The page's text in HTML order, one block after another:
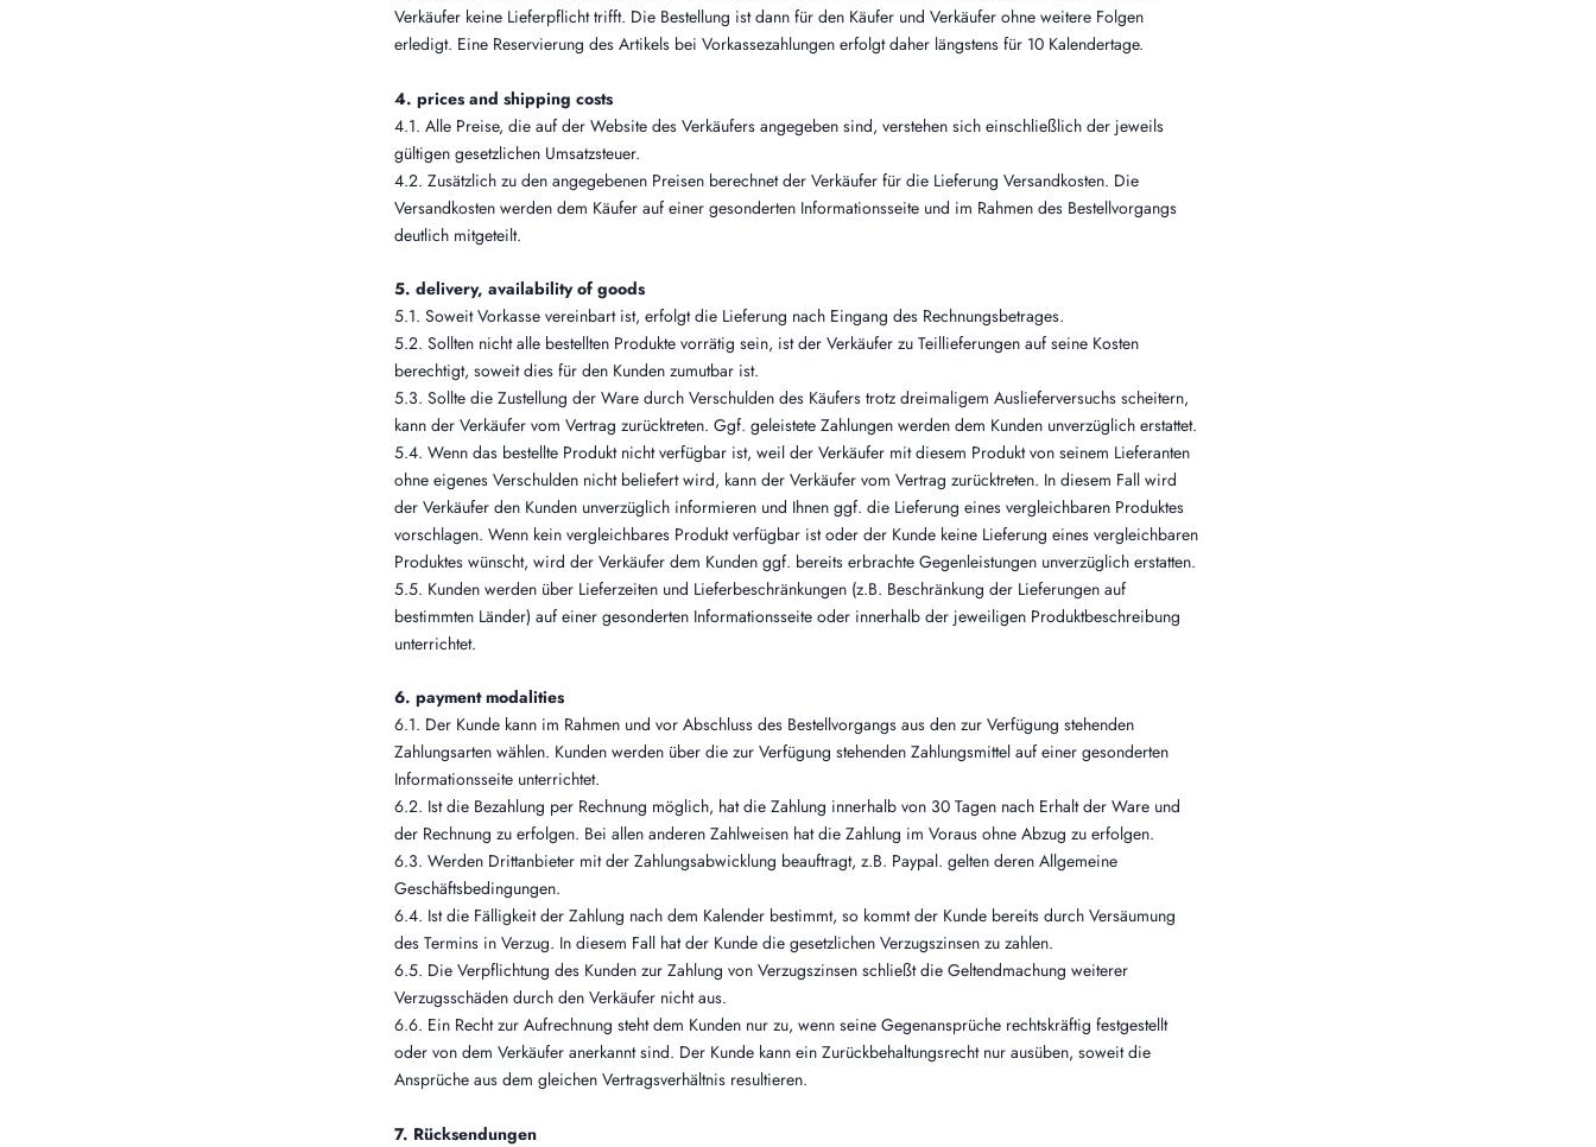
Verkäufer keine Lieferpflicht trifft. Die Bestellung ist dann für den Käufer und Verkäufer ohne weitere Folgen
erledigt. Eine Reservierung des Artikels bei Vorkassezahlungen erfolgt daher längstens für 10 Kalendertage.
4. prices and shipping costs
4.1. Alle Preise, die auf der Website des Verkäufers angegeben sind, verstehen sich einschließlich der jeweils
gültigen gesetzlichen Umsatzsteuer.
4.2. Zusätzlich zu den angegebenen Preisen berechnet der Verkäufer für die Lieferung Versandkosten. Die
Versandkosten werden dem Käufer auf einer gesonderten Informationsseite und im Rahmen des Bestellvorgangs
deutlich mitgeteilt.
5. delivery, availability of goods
5.1. Soweit Vorkasse vereinbart ist, erfolgt die Lieferung nach Eingang des Rechnungsbetrages.
5.2. Sollten nicht alle bestellten Produkte vorrätig sein, ist der Verkäufer zu Teillieferungen auf seine Kosten
berechtigt, soweit dies für den Kunden zumutbar ist.
5.3. Sollte die Zustellung der Ware durch Verschulden des Käufers trotz dreimaligem Auslieferversuchs scheitern,
kann der Verkäufer vom Vertrag zurücktreten. Ggf. geleistete Zahlungen werden dem Kunden unverzüglich erstattet.
5.4. Wenn das bestellte Produkt nicht verfügbar ist, weil der Verkäufer mit diesem Produkt von seinem Lieferanten
ohne eigenes Verschulden nicht beliefert wird, kann der Verkäufer vom Vertrag zurücktreten. In diesem Fall wird
der Verkäufer den Kunden unverzüglich informieren und Ihnen ggf. die Lieferung eines vergleichbaren Produktes
vorschlagen. Wenn kein vergleichbares Produkt verfügbar ist oder der Kunde keine Lieferung eines vergleichbaren
Produktes wünscht, wird der Verkäufer dem Kunden ggf. bereits erbrachte Gegenleistungen unverzüglich erstatten.
5.5. Kunden werden über Lieferzeiten und Lieferbeschränkungen (z.B. Beschränkung der Lieferungen auf
bestimmten Länder) auf einer gesonderten Informationsseite oder innerhalb der jeweiligen Produktbeschreibung
unterrichtet.
6. payment modalities
6.1. Der Kunde kann im Rahmen und vor Abschluss des Bestellvorgangs aus den zur Verfügung stehenden
Zahlungsarten wählen. Kunden werden über die zur Verfügung stehenden Zahlungsmittel auf einer gesonderten
Informationsseite unterrichtet.
6.2. Ist die Bezahlung per Rechnung möglich, hat die Zahlung innerhalb von 30 Tagen nach Erhalt der Ware und
der Rechnung zu erfolgen. Bei allen anderen Zahlweisen hat die Zahlung im Voraus ohne Abzug zu erfolgen.
6.3. Werden Drittanbieter mit der Zahlungsabwicklung beauftragt, z.B. Paypal. gelten deren Allgemeine
Geschäftsbedingungen.
6.4. Ist die Fälligkeit der Zahlung nach dem Kalender bestimmt, so kommt der Kunde bereits durch Versäumung
des Termins in Verzug. In diesem Fall hat der Kunde die gesetzlichen Verzugszinsen zu zahlen.
6.5. Die Verpflichtung des Kunden zur Zahlung von Verzugszinsen schließt die Geltendmachung weiterer
Verzugsschäden durch den Verkäufer nicht aus.
6.6. Ein Recht zur Aufrechnung steht dem Kunden nur zu, wenn seine Gegenansprüche rechtskräftig festgestellt
oder von dem Verkäufer anerkannt sind. Der Kunde kann ein Zurückbehaltungsrecht nur ausüben, soweit die
Ansprüche aus dem gleichen Vertragsverhältnis resultieren.
7. Rücksendungen